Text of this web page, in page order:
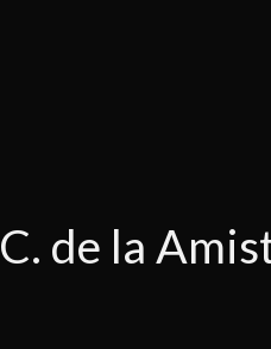
C. de la